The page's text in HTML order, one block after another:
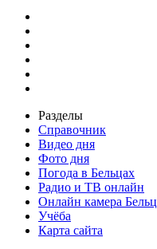
Разделы
Справочник
Видео дня
Фото дня
Погода в Бельцах
Радио и ТВ онлайн
Онлайн камера Бельц
Учёба
Карта сайта